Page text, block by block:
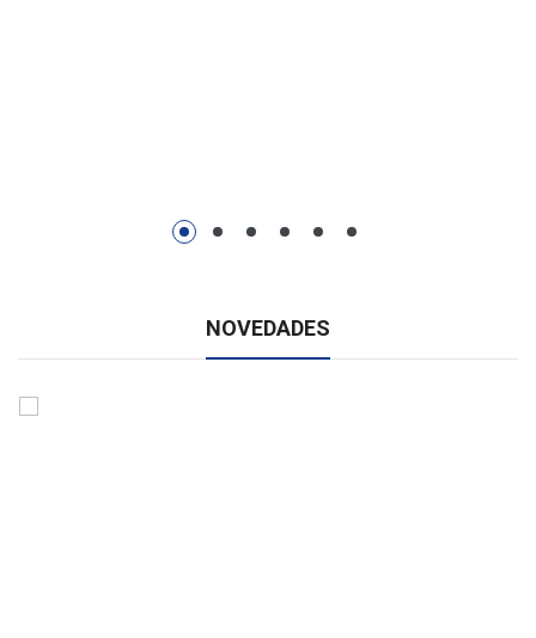
NOVEDADES